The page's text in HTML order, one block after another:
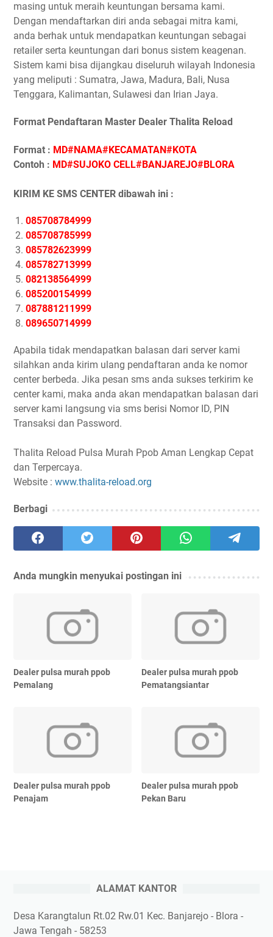
masing untuk meraih keuntungan bersama kami.
Dengan mendaftarkan diri anda sebagai mitra kami,
anda berhak untuk mendapatkan keuntungan sebagai
retailer serta keuntungan dari bonus sistem keagenan.
Sistem kami bisa dijangkau diseluruh wilayah Indonesia
yang meliputi : Sumatra, Jawa, Madura, Bali, Nusa
Tenggara, Kalimantan, Sulawesi dan Irian Jaya.
Format Pendaftaran Master Dealer Thalita Reload
Format : MD#NAMA#KECAMATAN#KOTA
Contoh : MD#SUJOKO CELL#BANJAREJO#BLORA
KIRIM KE SMS CENTER dibawah ini :
085708784999
085708785999
085782623999
085782713999
082138564999
085200154999
087881211999
089650714999
Apabila tidak mendapatkan balasan dari server kami
silahkan anda kirim ulang pendaftaran anda ke nomor
center berbeda. Jika pesan sms anda sukses terkirim ke
center kami, maka anda akan mendapatkan balasan dari
server kami langsung via sms berisi Nomor ID, PIN
Transaksi dan Password.
Thalita Reload Pulsa Murah Ppob Aman Lengkap Cepat
dan Terpercaya.
Website : www.thalita-reload.org
Berbagi
Anda mungkin menyukai postingan ini
Dealer pulsa murah ppob
Pemalang
Dealer pulsa murah ppob
Pematangsiantar
Dealer pulsa murah ppob
Penajam
Dealer pulsa murah ppob
Pekan Baru
ALAMAT KANTOR
Desa Karangtalun Rt.02 Rw.01 Kec. Banjarejo - Blora -
Jawa Tengah - 58253